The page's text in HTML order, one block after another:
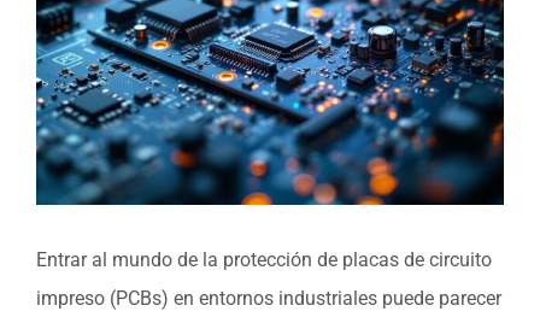
Entrar al mundo de la protección de placas de circuito
impreso (PCBs) en entornos industriales puede parecer